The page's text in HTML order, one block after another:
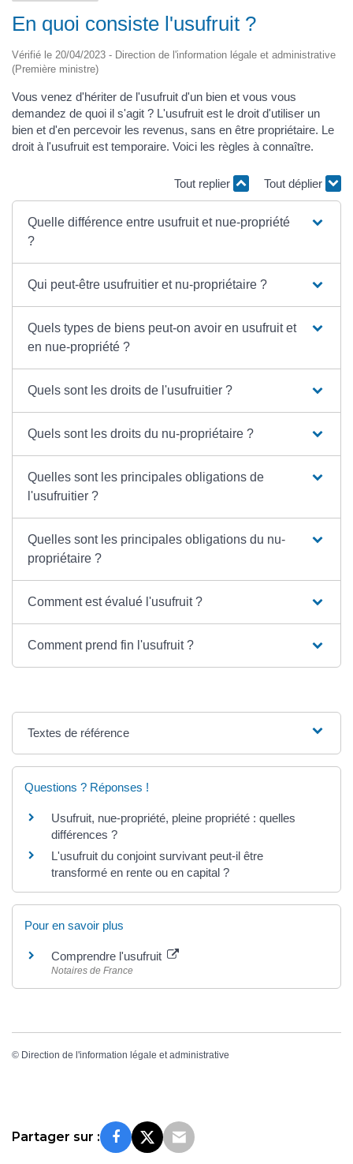
En quoi consiste l'usufruit ?
Vérifié le 20/04/2023 - Direction de l'information légale et administrative
(Première ministre)
Vous venez d'hériter de l'usufruit d'un bien et vous vous
demandez de quoi il s'agit ? L'usufruit est le droit d'utiliser un
bien et d'en percevoir les revenus, sans en être propriétaire. Le
droit à l'usufruit est temporaire. Voici les règles à connaître.
Tout replier Tout déplier
Quelle différence entre usufruit et nue-propriété
?
Qui peut-être usufruitier et nu-propriétaire ?
Quels types de biens peut-on avoir en usufruit et
en nue-propriété ?
Quels sont les droits de l'usufruitier ?
Quels sont les droits du nu-propriétaire ?
Quelles sont les principales obligations de
l'usufruitier ?
Quelles sont les principales obligations du nu-
propriétaire ?
Comment est évalué l'usufruit ?
Comment prend fin l'usufruit ?
Textes de référence
Questions ? Réponses !
Usufruit, nue-propriété, pleine propriété : quelles
différences ?
L'usufruit du conjoint survivant peut-il être
transformé en rente ou en capital ?
Pour en savoir plus
Comprendre l'usufruit
Notaires de France
© Direction de l'information légale et administrative
Partager sur :